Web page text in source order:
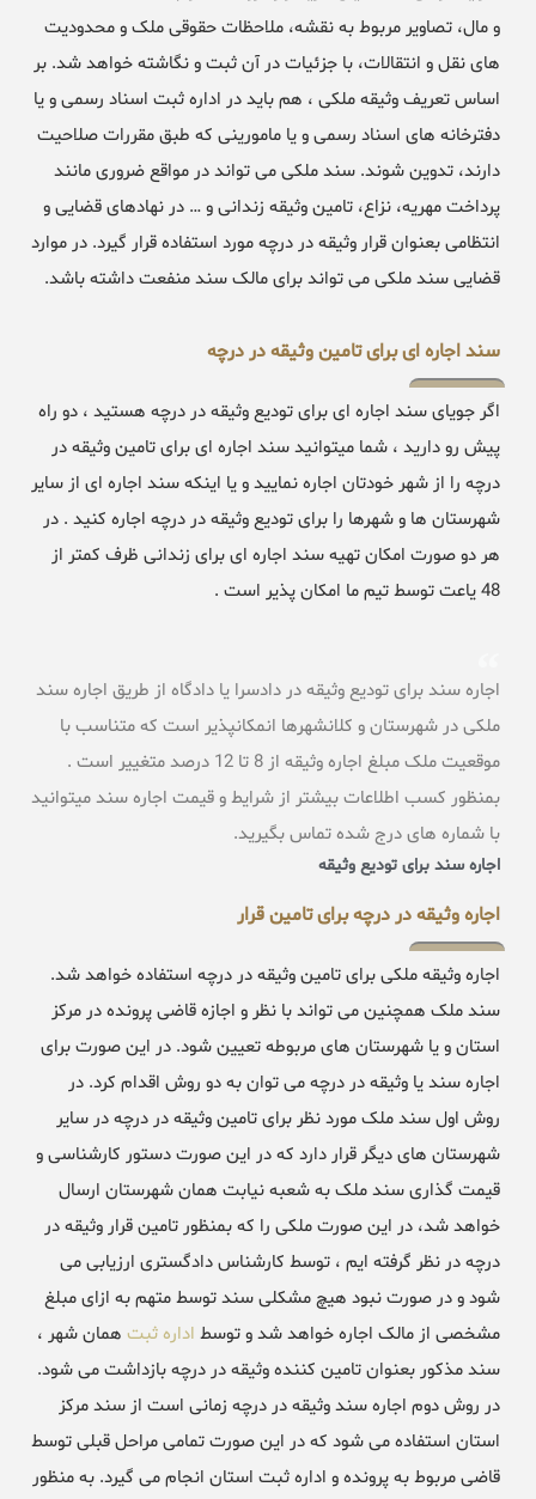
و مال، تصاویر مربوط به نقشه، ملاحظات حقوقی ملک و محدودیت
های نقل و انتقالات، با جزئیات در آن ثبت و نگاشته خواهد شد. بر
اساس تعریف وثیقه ملکی ، هم باید در اداره ثبت اسناد رسمی و یا
دفترخانه های اسناد رسمی و یا مامورینی که طبق مقررات صلاحیت
دارند، تدوین شوند. سند ملکی می تواند در مواقع ضروری مانند
پرداخت مهریه، نزاع، تامین وثیقه زندانی و … در نهادهای قضایی و
انتظامی بعنوان قرار وثیقه در درچه مورد استفاده قرار گیرد. در موارد
قضایی سند ملکی می تواند برای مالک سند منفعت داشته باشد.
سند اجاره ای برای تامین وثیقه در درچه
اگر جویای سند اجاره ای برای تودیع وثیقه در درچه هستید ، دو راه
پیش رو دارید ، شما میتوانید سند اجاره ای برای تامین وثیقه در
درچه را از شهر خودتان اجاره نمایید و یا اینکه سند اجاره ای از سایر
شهرستان ها و شهرها را برای تودیع وثیقه در درچه اجاره کنید . در
هر دو صورت امکان تهیه سند اجاره ای برای زندانی ظرف کمتر از
48 یاعت توسط تیم ما امکان پذیر است .
اجاره سند برای تودیع وثیقه در دادسرا یا دادگاه از طریق اجاره سند
ملکی در شهرستان و کلانشهرها انمکانپذیر است که متناسب با
موقعیت ملک مبلغ اجاره وثیقه از 8 تا 12 درصد متغییر است .
بمنظور کسب اطلاعات بیشتر از شرایط و قیمت اجاره سند میتوانید
با شماره های درج شده تماس بگیرید.
اجاره سند برای تودیع وثیقه
اجاره وثیقه در درچه برای تامین قرار
اجاره وثیقه ملکی برای تامین وثیقه در درچه استفاده خواهد شد.
سند ملک همچنین می تواند با نظر و اجازه قاضی پرونده در مرکز
استان و یا شهرستان های مربوطه تعیین شود. در این صورت برای
اجاره سند یا وثیقه در درچه می توان به دو روش اقدام کرد. در
روش اول سند ملک مورد نظر برای تامین وثیقه در درچه در سایر
شهرستان های دیگر قرار دارد که در این صورت دستور کارشناسی و
قیمت گذاری سند ملک به شعبه نیابت همان شهرستان ارسال
خواهد شد، در این صورت ملکی را که بمنظور تامین قرار وثیقه در
درچه در نظر گرفته ایم ، توسط کارشناس دادگستری ارزیابی می
شود و در صورت نبود هیچ مشکلی سند توسط متهم به ازای مبلغ
مشخصی از مالک اجاره خواهد شد و توسط اداره ثبت همان شهر ،
سند مذکور بعنوان تامین کننده وثیقه در درچه بازداشت می شود.
در روش دوم اجاره سند وثیقه در درچه زمانی است از سند مرکز
استان استفاده می شود که در این صورت تمامی مراحل قبلی توسط
قاضی مربوط به پرونده و اداره ثبت استان انجام می گیرد. به منظور